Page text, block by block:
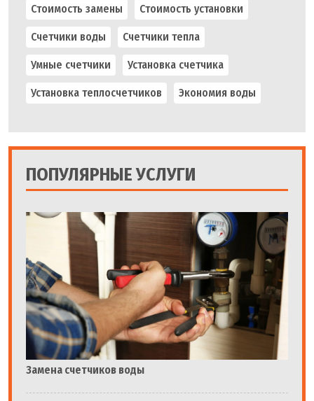
Стоимость замены Стоимость установки
Счетчики воды Счетчики тепла
Умные счетчики Установка счетчика
Установка теплосчетчиков Экономия воды
ПОПУЛЯРНЫЕ УСЛУГИ
Замена счетчиков воды